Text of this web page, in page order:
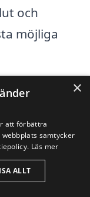
och
möjliga
utan
×
att förbättra
samtycker
Läs mer
ALLT